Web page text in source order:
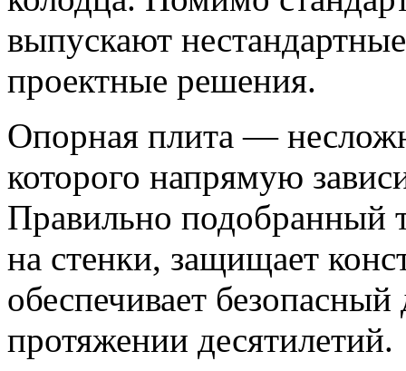
выпускают
проектные решения.
Опорная плита —
которого напрямую
Правильно подобранный
на стенки, защищает
обеспечивает
протяжении десятилетий.